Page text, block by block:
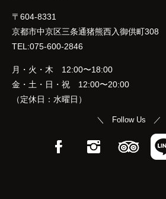
〒604-8331
京都市中京区三条通猪熊西入御供町308
TEL:075-600-2846
月・火・木 12:00〜18:00
金・土・日・祝 12:00〜20:00
（定休日：水曜日）
＼ Follow Us ／
Facebook Instagram